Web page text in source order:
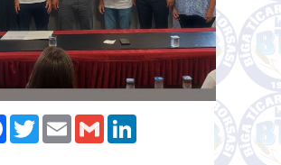
Facebook
TwitterEmailGmail